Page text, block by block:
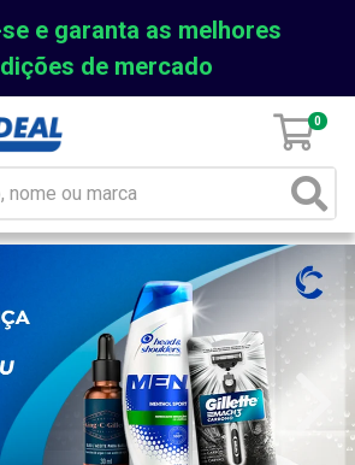
e garanta as melhores
de mercado
0